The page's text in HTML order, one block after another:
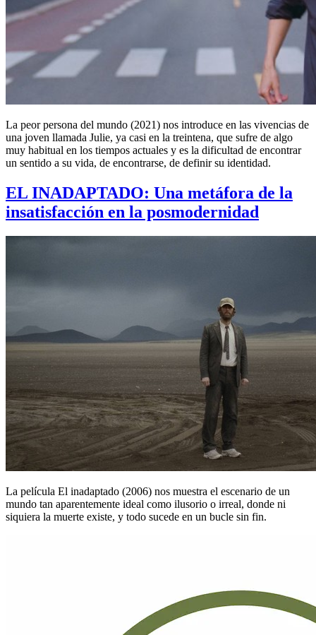
La peor persona del mundo (2021) nos introduce en las vivencias de
una joven llamada Julie, ya casi en la treintena, que sufre de algo
muy habitual en los tiempos actuales y es la dificultad de encontrar
un sentido a su vida, de encontrarse, de definir su identidad.
EL INADAPTADO: Una metáfora de la
insatisfacción en la posmodernidad
La película El inadaptado (2006) nos muestra el escenario de un
mundo tan aparentemente ideal como ilusorio o irreal, donde ni
siquiera la muerte existe, y todo sucede en un bucle sin fin.